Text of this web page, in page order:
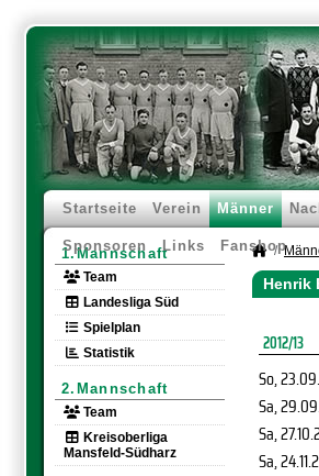
Startseite Verein Männer
Sponsoren Links Fanshop
1.Mannschaft
Team
Landesliga Süd
Spielplan
Statistik
2.Mannschaft
Team
Kreisoberliga
Mansfeld-Südharz
Henrik
2012/13
So,
Sa,
Sa,
Sa,